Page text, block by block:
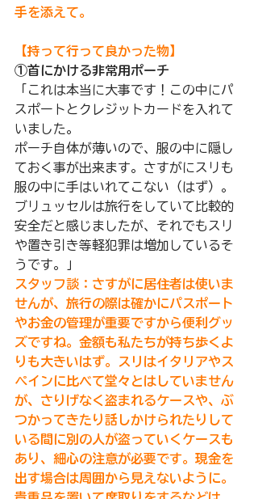
手を添えて。
【持って行って良かった物】
①首にかける非常用ポーチ
「これは本当に大事です！この中にパ
スポートとクレジットカードを入れて
いました。
ポーチ自体が薄いので、服の中に隠し
ておく事が出来ます。さすがにスリも
服の中に手はいれてこない（はず）。
ブリュッセルは旅行をしていて比較的
安全だと感じましたが、それでもスリ
や置き引き等軽犯罪は増加しているそ
うです。」
スタッフ談：さすがに居住者は使いま
せんが、旅行の際は確かにパスポート
やお金の管理が重要ですから便利グッ
ズですね。金額も私たちが持ち歩くよ
りも大きいはず。スリはイタリアやス
ペインに比べて堂々とはしていません
が、さりげなく盗まれるケースや、ぶ
つかってきたり話しかけられたりして
いる間に別の人が盗っていくケースも
あり、細心の注意が必要です。 現金を
出す場合は周囲から見えないように。